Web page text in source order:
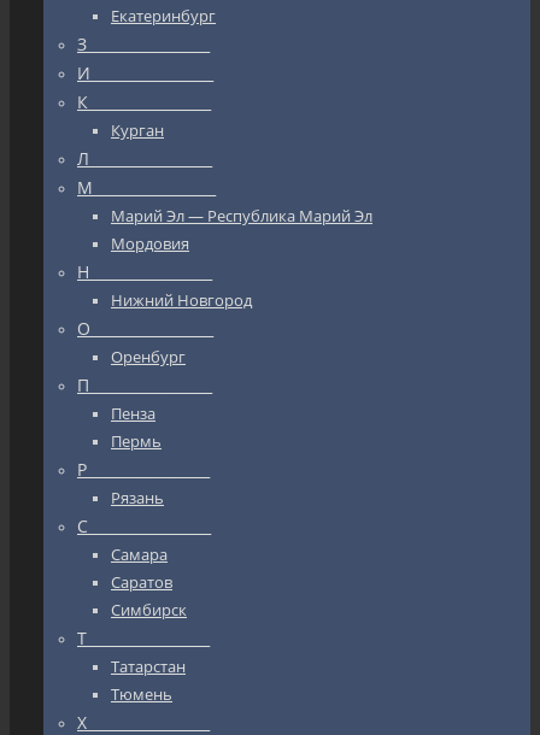
Екатеринбург
З_________________
И_________________
К_________________
Курган
Л_________________
М_________________
Марий Эл — Республика Марий Эл
Мордовия
Н_________________
Нижний Новгород
О_________________
Оренбург
П_________________
Пенза
Пермь
Р_________________
Рязань
С_________________
Самара
Саратов
Симбирск
Т_________________
Татарстан
Тюмень
Х_________________